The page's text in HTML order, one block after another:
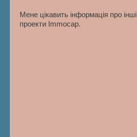
Мене цікавить інформація про інші
проекти Immocap.